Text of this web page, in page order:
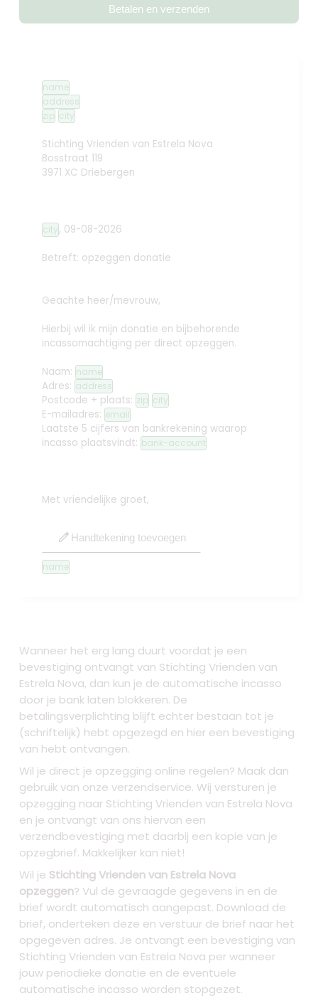
Betalen en verzenden
name
address
zip city
Stichting Vrienden van Estrela Nova
Bosstraat 119
3971 XC Driebergen
city, 09-08-2026
Betreft: opzeggen donatie
Geachte heer/mevrouw,
Hierbij wil ik mijn donatie en bijbehorende
incassomachtiging per direct opzeggen.
Naam: name
Adres: address
Postcode + plaats: zip city
E-mailadres: email
Laatste 5 cijfers van bankrekening waarop
incasso plaatsvindt: bank-account
Met vriendelijke groet,
edit Handtekening toevoegen
name
Wanneer het erg lang duurt voordat je een
bevestiging ontvangt van Stichting Vrienden van
Estrela Nova, dan kun je de automatische incasso
door je bank laten blokkeren. De
betalingsverplichting blijft echter bestaan tot je
(schriftelijk) hebt opgezegd en hier een bevestiging
van hebt ontvangen.
Wil je direct je opzegging online regelen? Maak dan
gebruik van onze verzendservice. Wij versturen je
opzegging naar Stichting Vrienden van Estrela Nova
en je ontvangt van ons hiervan een
verzendbevestiging met daarbij een kopie van je
opzegbrief. Makkelijker kan niet!
Wil je Stichting Vrienden van Estrela Nova
opzeggen? Vul de gevraagde gegevens in en de
brief wordt automatisch aangepast. Download de
brief, onderteken deze en verstuur de brief naar het
opgegeven adres. Je ontvangt een bevestiging van
Stichting Vrienden van Estrela Nova per wanneer
jouw periodieke donatie en de eventuele
automatische incasso worden stopgezet.